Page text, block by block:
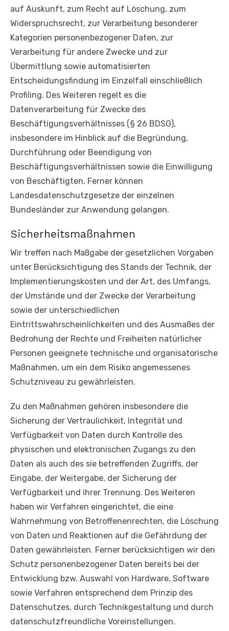
auf Auskunft, zum Recht auf Löschung, zum
Widerspruchsrecht, zur Verarbeitung besonderer
Kategorien personenbezogener Daten, zur
Verarbeitung für andere Zwecke und zur
Übermittlung sowie automatisierten
Entscheidungsfindung im Einzelfall einschließlich
Profiling. Des Weiteren regelt es die
Datenverarbeitung für Zwecke des
Beschäftigungsverhältnisses (§ 26 BDSG),
insbesondere im Hinblick auf die Begründung,
Durchführung oder Beendigung von
Beschäftigungsverhältnissen sowie die Einwilligung
von Beschäftigten. Ferner können
Landesdatenschutzgesetze der einzelnen
Bundesländer zur Anwendung gelangen.
Sicherheitsmaßnahmen
Wir treffen nach Maßgabe der gesetzlichen Vorgaben
unter Berücksichtigung des Stands der Technik, der
Implementierungskosten und der Art, des Umfangs,
der Umstände und der Zwecke der Verarbeitung
sowie der unterschiedlichen
Eintrittswahrscheinlichkeiten und des Ausmaßes der
Bedrohung der Rechte und Freiheiten natürlicher
Personen geeignete technische und organisatorische
Maßnahmen, um ein dem Risiko angemessenes
Schutzniveau zu gewährleisten.
Zu den Maßnahmen gehören insbesondere die
Sicherung der Vertraulichkeit, Integrität und
Verfügbarkeit von Daten durch Kontrolle des
physischen und elektronischen Zugangs zu den
Daten als auch des sie betreffenden Zugriffs, der
Eingabe, der Weitergabe, der Sicherung der
Verfügbarkeit und ihrer Trennung. Des Weiteren
haben wir Verfahren eingerichtet, die eine
Wahrnehmung von Betroffenenrechten, die Löschung
von Daten und Reaktionen auf die Gefährdung der
Daten gewährleisten. Ferner berücksichtigen wir den
Schutz personenbezogener Daten bereits bei der
Entwicklung bzw. Auswahl von Hardware, Software
sowie Verfahren entsprechend dem Prinzip des
Datenschutzes, durch Technikgestaltung und durch
datenschutzfreundliche Voreinstellungen.